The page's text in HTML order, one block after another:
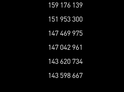
159 176 139
151 953 300
147 469 975
147 042 961
143 620 734
143 598 667